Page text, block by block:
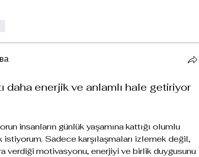
daha enerjik ve anlamlı hale getiriyor
insanların günlük yaşamına kattığı olumlu
istiyorum. Sadece karşılaşmaları izlemek değil,
verdiği motivasyonu, enerjiyi ve birlik duygusunu